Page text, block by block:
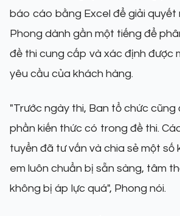
báo cáo bằng Excel để giải quyết
Phong dành gần một tiếng để
đề thi cung cấp và xác định được
yêu cầu của khách hàng.
"Trước ngày thi, Ban tổ chức cũng
phần kiến thức có trong đề thi.
tuyển đã tư vấn và chia sẻ một số
em luôn chuẩn bị sẵn sàng, tâm
không bị áp lực quá", Phong nói.